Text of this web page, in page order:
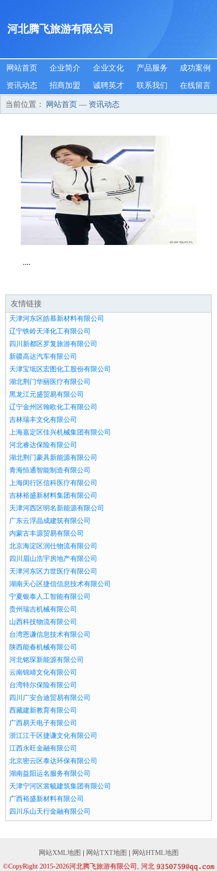
河北腾飞旅游有限公司
网站首页 企业简介 企业文化 产品服务 成功案例
资讯动态 招商加盟 诚聘英才 联系我们 在线留言
当前位置： 网站首页 — 资讯动态
....
友情链接
天津河东区皓慕新材料有限公司
辽宁铁岭天泽化工有限公司
四川新都区罗复旅游有限公司
新疆高达汽车有限公司
天津宝坻区宏图化工股份有限公司
湖北荆门华丽医疗有限公司
黑龙江元盛贸易有限公司
辽宁金州区翰欧化工有限公司
吉林瑞丰文化有限公司
上海嘉定区佳兴机械集团有限公司
河北睿达保险有限公司
湖北荆门豪具新能源有限公司
青海恒通智能制造有限公司
上海闵行区信科医疗有限公司
吉林裕盛新材料集团有限公司
天津河西区明名新能源有限公司
广东云浮晶成建筑有限公司
内蒙古丰源贸易有限公司
北京海淀区润仕物流有限公司
四川眉山浩宇房地产有限公司
天津河东区力世医疗有限公司
湖南天心区捷信信息技术有限公司
宁夏银泰人工智能有限公司
贵州瑞吉机械有限公司
山西科技物流有限公司
台湾恩谦信息技术有限公司
陕西能春机械有限公司
河北铭琛新能源有限公司
云南锦靖文化有限公司
台湾特尔保险有限公司
四川广安合迪贸易有限公司
西藏建新教育有限公司
广西易天电子有限公司
浙江江干区捷谦文化有限公司
江西永旺金融有限公司
北京密云区泰达环保有限公司
湖南益阳运名服务有限公司
天津宁河区裳毓建筑集团有限公司
广西裕盛新材料有限公司
四川乐山天行金融有限公司
网站XML地图 网站TXT地图
网站HTML地图
©CopyRight 2015-2026河北腾飞旅游有限公司, 河北